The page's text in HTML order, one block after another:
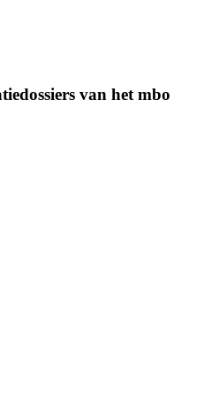
van het mbo